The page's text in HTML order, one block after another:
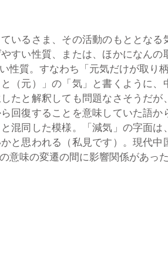
いるさま、その活動のもととな
すい性質、または、ほかになん
性質。すなわち「元気だけが取り
（元）」の「気」と書くように、
たと解釈しても問題なさそうだ
回復することを意味していた語
混同した模様。「減気」の字面
と思われる（私見です）。現代
意味の変遷の間に影響関係があっ